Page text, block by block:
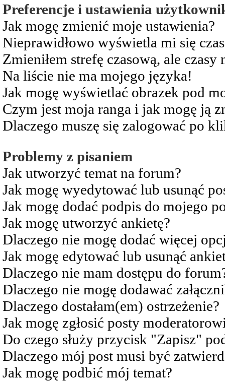
Preferencje i ustawienia
Jak mogę zmienić moje ustawienia?
Nieprawidłowo wyświetla mi się
Zmieniłem strefę czasową, ale czasy
Na liście nie ma mojego języka!
Jak mogę wyświetlać obrazek pod
Czym jest moja ranga i jak mogę ją
Dlaczego muszę się zalogować po
Problemy z pisaniem
Jak utworzyć temat na forum?
Jak mogę wyedytować lub usunąć
Jak mogę dodać podpis do mojego
Jak mogę utworzyć ankietę?
Dlaczego nie mogę dodać więcej
Jak mogę edytować lub usunąć
Dlaczego nie mam dostępu do
Dlaczego nie mogę dodawać
Dlaczego dostałam(em) ostrzeżenie?
Jak mogę zgłosić posty
Do czego służy przycisk "Zapisz"
Dlaczego mój post musi być
Jak mogę podbić mój temat?